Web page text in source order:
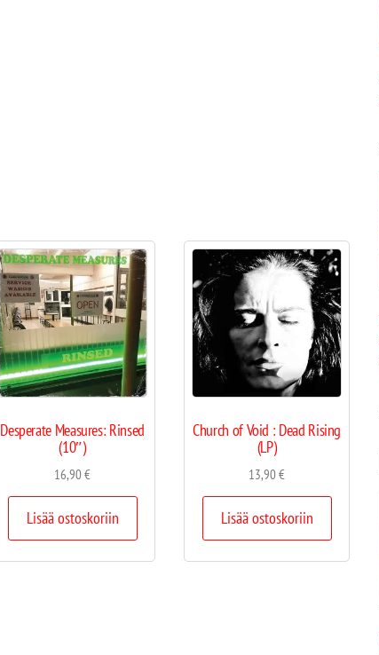
Desperate Measures: Rinsed
(10″)
16,90€
Lisää ostoskoriin
Church of Void : Dead Rising
(LP)
13,90€
Lisää ostoskoriin